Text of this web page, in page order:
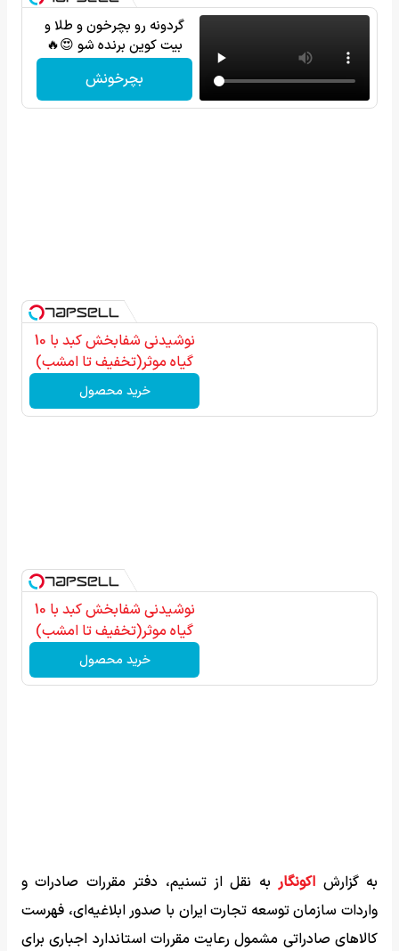
گردونه رو بچرخون و طلا و
بیت کوین برنده شو 😍🔥
بچرخونش
نوشیدنی شفابخش کبد با 10
گیاه موثر(تخفیف تا امشب)
خرید محصول
نوشیدنی شفابخش کبد با 10
گیاه موثر(تخفیف تا امشب)
خرید محصول
به گزارش اکونگاربه نقل از تسنیم، دفتر مقررات صادرات و
واردات سازمان توسعه تجارت ایران با صدور ابلاغیه‌ای، فهرست
کالاهای صادراتی مشمول رعایت مقررات استاندارد اجباری برای